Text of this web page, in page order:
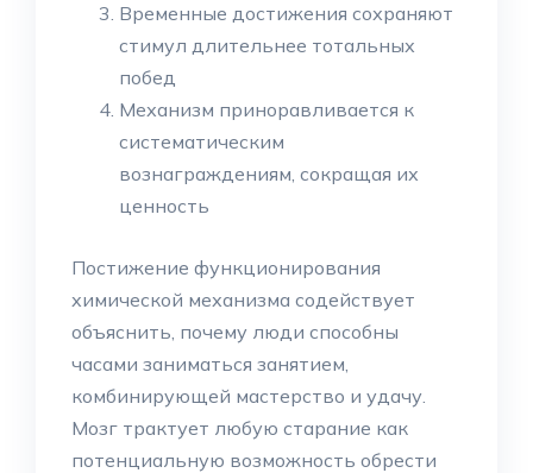
Временные достижения сохраняют
стимул длительнее тотальных
побед
Механизм приноравливается к
систематическим
вознаграждениям, сокращая их
ценность
Постижение функционирования
химической механизма содействует
объяснить, почему люди способны
часами заниматься занятием,
комбинирующей мастерство и удачу.
Мозг трактует любую старание как
потенциальную возможность обрести